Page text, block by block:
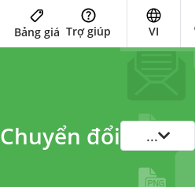
Bảng giá Trợ giúp VI
Chuyển đổi ...